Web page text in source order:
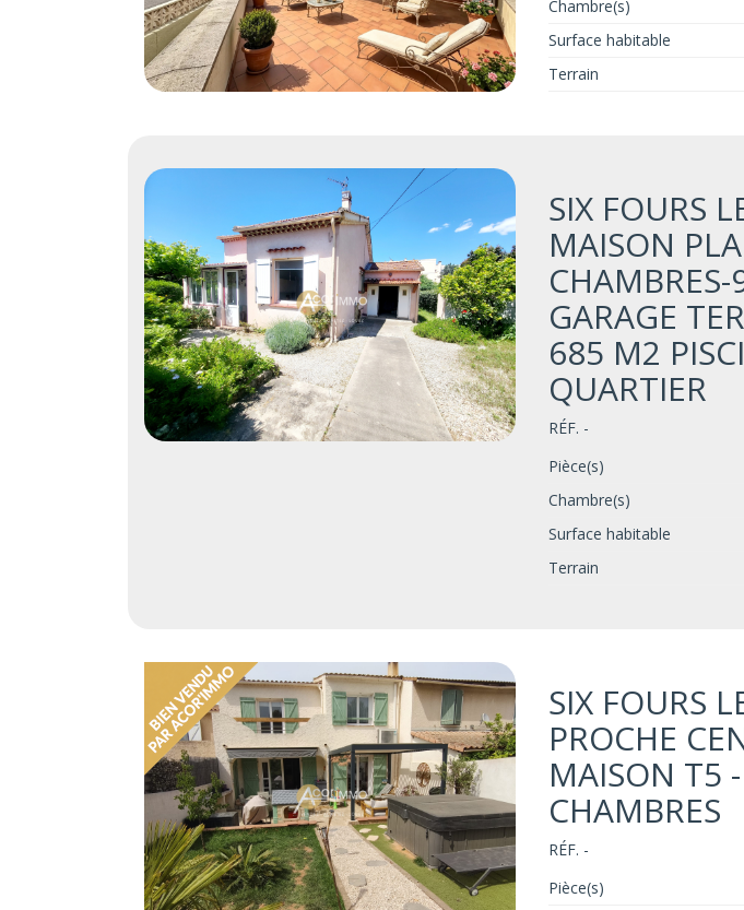
Chambre(s)
Surface habitable
Terrain
SIX FOURS
MAISON
GARAGE
685 M2
QUARTIER
RÉF. -
Pièce(s)
Chambre(s)
Surface habitable
Terrain
SIX FOURS
PROCHE
MAISON T5
CHAMBRES
RÉF. -
Pièce(s)